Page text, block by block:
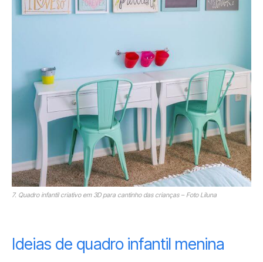
7. Quadro infantil criativo em 3D para cantinho das crianças – Foto Liluna
Ideias de quadro infantil menina